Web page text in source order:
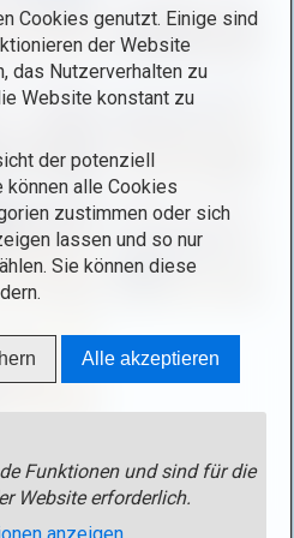
p
e
n
i
a
g
e
i
n
i
g
o
x
x
ö
f
e
n
o
p
n
i
g
e
Maustaste - Ziel speichern
Cookies genutzt. Einige sind
der Website
das Nutzerverhalten zu
Website konstant zu
der potenziell
alle Cookies
zustimmen oder sich
lassen und so nur
Sie können diese
Alle akzeptieren
Funktionen und sind für die
Website erforderlich.